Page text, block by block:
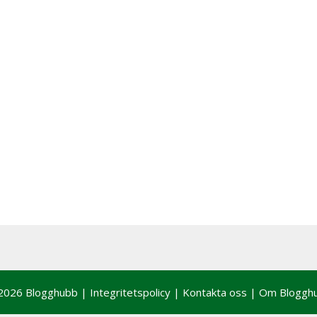
Blogghubb | Integritetspolicy | Kontakta oss | Om